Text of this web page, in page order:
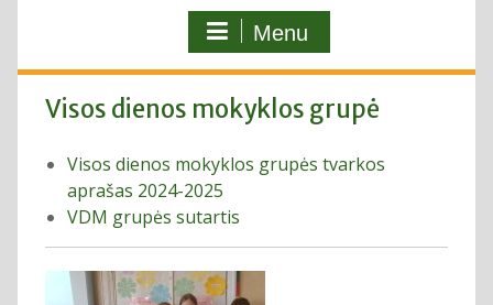
Menu
Visos dienos mokyklos grupė
Visos dienos mokyklos grupės tvarkos
aprašas 2024-2025
VDM grupės sutartis